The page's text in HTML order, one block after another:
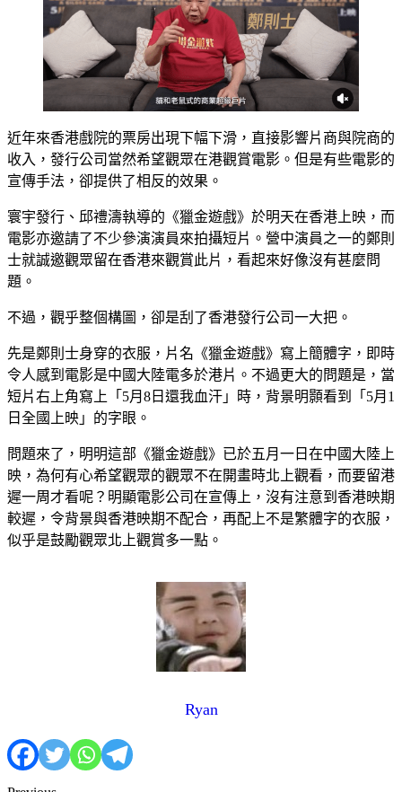
近年來香港戲院的票房出現下幅下滑，直接影響片商與院商的
收入，發行公司當然希望觀眾在港觀賞電影。但是有些電影的
宣傳手法，卻提供了相反的效果。
寰宇發行、邱禮濤執導的《獵金遊戲》於明天在香港上映，而
電影亦邀請了不少參演演員來拍攝短片。營中演員之一的鄭則
士就誠邀觀眾留在香港來觀賞此片，看起來好像沒有甚麼問
題。
不過，觀乎整個構圖，卻是刮了香港發行公司一大把。
先是鄭則士身穿的衣服，片名《獵金遊戲》寫上簡體字，即時
令人感到電影是中國大陸電多於港片。不過更大的問題是，當
短片右上角寫上「5月8日還我血汗」時，背景明顥看到「5月1
日全國上映」的字眼。
問題來了，明明這部《獵金遊戲》已於五月一日在中國大陸上
映，為何有心希望觀眾的觀眾不在開畫時北上觀看，而要留港
遲一周才看呢？明顯電影公司在宣傳上，沒有注意到香港映期
較遲，令背景與香港映期不配合，再配上不是繁體字的衣服，
似乎是鼓勵觀眾北上觀賞多一點。
Ryan